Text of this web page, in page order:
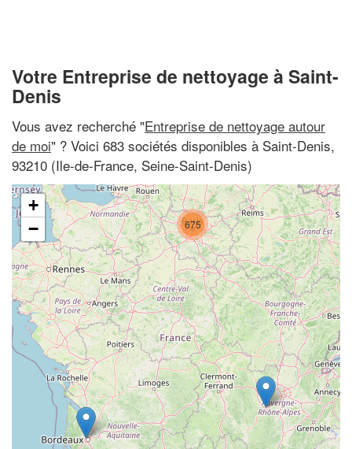
Votre Entreprise de nettoyage à Saint-
Denis
Vous avez recherché "Entreprise de nettoyage autour
de moi" ? Voici 683 sociétés disponibles à Saint-Denis,
93210 (Ile-de-France, Seine-Saint-Denis)
675
+
−